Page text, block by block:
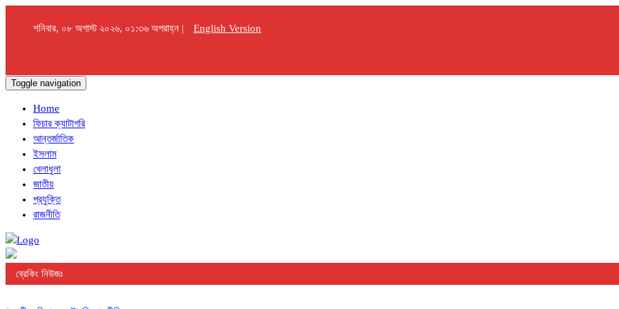
শনিবার, ০৮ অগাস্ট ২০২৬, ০১:৩৬ অপরাহ্ন | English Version
Toggle navigation
Home
ফিচার ক্যাটাগরি
আন্তর্জাতিক
ইসলাম
খেলাধুলা
জাতীয়
প্রযুক্তি
রাজনীতি
ব্রেকিং নিউজঃ